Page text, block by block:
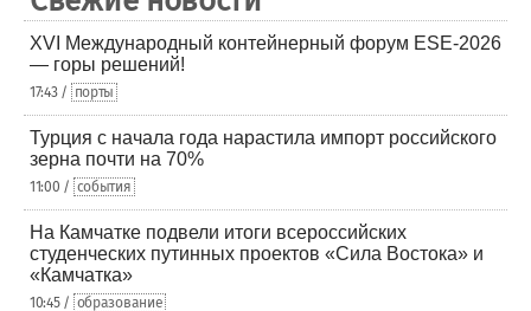
XVI Международный контейнерный форум ESE-2026
— горы решений!
17:43 / порты
Турция с начала года нарастила импорт российского
зерна почти на 70%
11:00 / события
На Камчатке подвели итоги всероссийских
студенческих путинных проектов «Сила Востока» и
«Камчатка»
10:45 / образование